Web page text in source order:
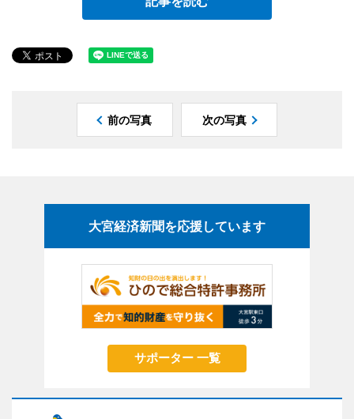
前の写真 次の写真
大宮経済新聞を応援しています
サポーター 一覧